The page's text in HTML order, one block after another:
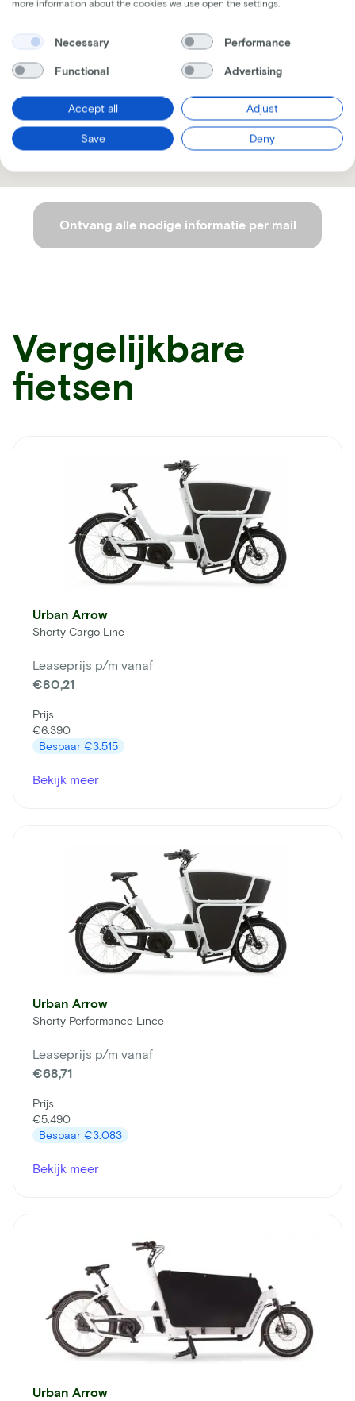
Ontvang alle nodige informatie per mail
Vergelijkbare
fietsen
Urban Arrow
Shorty Cargo Line
Leaseprijs p/m vanaf
€80,21
Prijs
€6.390
Bespaar €3.515
Bekijk meer
Urban Arrow
Shorty Performance Lince
Leaseprijs p/m vanaf
€68,71
Prijs
€5.490
Bespaar €3.083
Bekijk meer
Urban Arrow
more information about the cookies we use open the settings.
Necessary Performance
Functional Advertising
Accept all Adjust
Save Deny